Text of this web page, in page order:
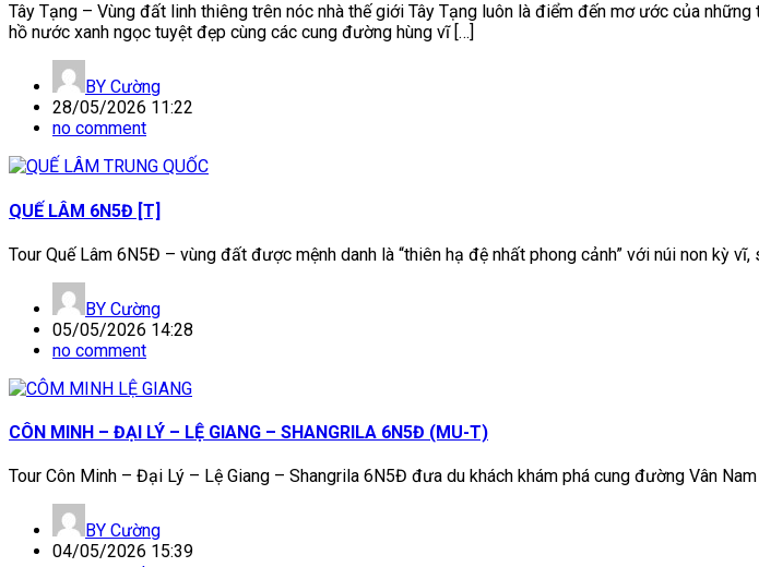
Tây Tạng – Vùng đất linh thiêng trên nóc nhà thế giới Tây Tạng luôn là điểm đến mơ ước của
hồ nước xanh ngọc tuyệt đẹp cùng các cung đường hùng vĩ […]
BY Cường
28/05/2026 11:22
no comment
QUẾ LÂM 6N5Đ [T]
Tour Quế Lâm 6N5Đ – vùng đất được mệnh danh là “thiên hạ đệ nhất phong cảnh” với núi non kỳ
BY Cường
05/05/2026 14:28
no comment
CÔN MINH – ĐẠI LÝ – LỆ GIANG – SHANGRILA 6N5Đ (MU-T)
Tour Côn Minh – Đại Lý – Lệ Giang – Shangrila 6N5Đ đưa du khách khám phá cung đường Vân
BY Cường
04/05/2026 15:39